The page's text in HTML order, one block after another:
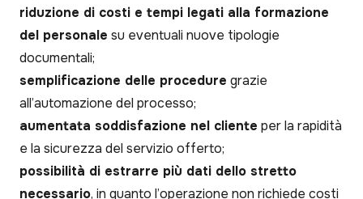
riduzione di costi e tempi legati alla formazione
del personale su eventuali nuove tipologie
documentali;
semplificazione delle procedure grazie
all’automazione del processo;
aumentata soddisfazione nel cliente per la rapidità
e la sicurezza del servizio offerto;
possibilità di estrarre più dati dello stretto
necessario, in quanto l’operazione non richiede costi